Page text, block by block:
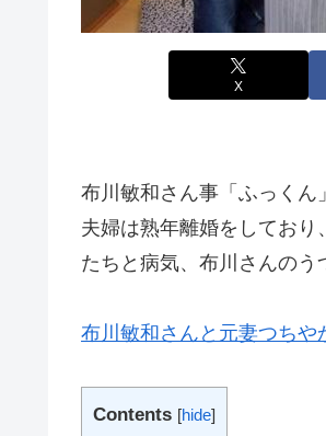
X
布川敏和さん事「ふっくん
夫婦は熟年離婚をしてお
たちと病気、布川さんのう
布川敏和さんと元妻つちや
Contents [hide]